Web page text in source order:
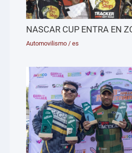
NASCAR CUP ENTRA EN
Automovilismo /es